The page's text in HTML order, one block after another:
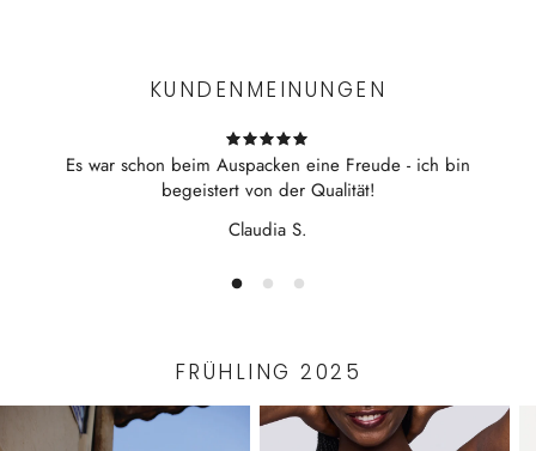
hergestellt in Italien
KUNDENMEINUNGEN
Es war schon beim Auspacken eine Freude - ich bin
begeistert von der Qualität!
Claudia S.
FRÜHLING 2025